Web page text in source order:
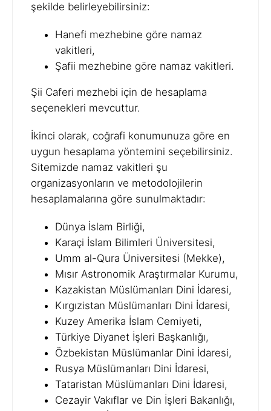
şekilde belirleyebilirsiniz:
Hanefi mezhebine göre namaz
vakitleri,
Şafii mezhebine göre namaz vakitleri.
Şii Caferi mezhebi için de hesaplama
seçenekleri mevcuttur.
İkinci olarak, coğrafi konumunuza göre en
uygun hesaplama yöntemini seçebilirsiniz.
Sitemizde namaz vakitleri şu
organizasyonların ve metodolojilerin
hesaplamalarına göre sunulmaktadır:
Dünya İslam Birliği,
Karaçi İslam Bilimleri Üniversitesi,
Umm al-Qura Üniversitesi (Mekke),
Mısır Astronomik Araştırmalar Kurumu,
Kazakistan Müslümanları Dini İdaresi,
Kırgızistan Müslümanları Dini İdaresi,
Kuzey Amerika İslam Cemiyeti,
Türkiye Diyanet İşleri Başkanlığı,
Özbekistan Müslümanlar Dini İdaresi,
Rusya Müslümanları Dini İdaresi,
Tataristan Müslümanları Dini İdaresi,
Cezayir Vakıflar ve Din İşleri Bakanlığı,